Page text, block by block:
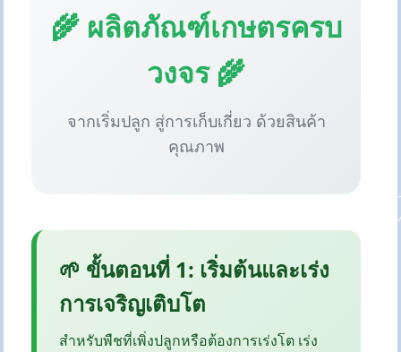
🌾 ผลิตภัณฑ์เกษตรครบ
วงจร 🌾
จากเริ่มปลูก สู่การเก็บเกี่ยว ด้วยสินค้า
คุณภาพ
🌱 ขั้นตอนที่ 1: เริ่มต้นและเร่ง
การเจริญเติบโต
สำหรับพืชที่เพิ่งปลูกหรือต้องการเร่งโต เร่ง